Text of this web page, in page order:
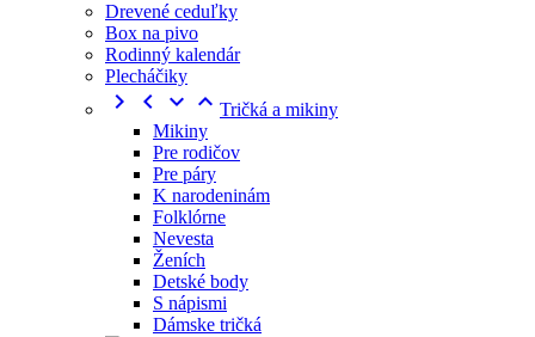
Drevené ceduľky
Box na pivo
Rodinný kalendár
Plecháčiky
    Tričká a mikiny
Mikiny
Pre rodičov
Pre páry
K narodeninám
Folklórne
Nevesta
Ženích
Detské body
S nápismi
Dámske tričká